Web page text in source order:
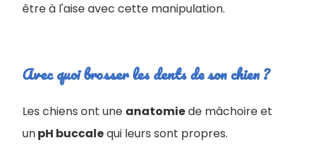
être à l'aise avec cette manipulation.
Avec quoi brosser les dents de son chien ?
Les chiens ont une anatomiede mâchoire et
unpH buccalequi leurs sont propres.